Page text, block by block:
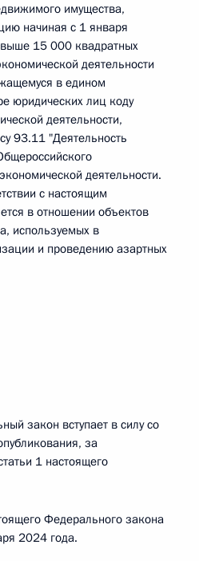
имущества,
начиная с 1 января
15 000 квадратных
деятельности
в едином
юридических лиц коду
деятельности,
93.11 "Деятельность
деятельности.
с настоящим
в отношении объектов
используемых в
и проведению азартных
закон вступает в силу со
за
1 настоящего
Федерального закона
2024 года.